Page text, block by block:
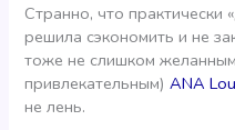
Странно, что практически
решила сэкономить и не
тоже не слишком
привлекательным)ANA
не лень.